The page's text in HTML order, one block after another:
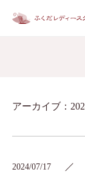
アーカイブ：
2024/07/17